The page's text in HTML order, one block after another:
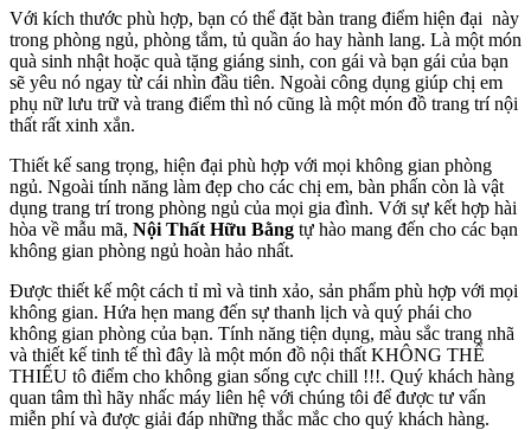
Với kích thước phù hợp, bạn có thể đặt bàn trang điểm hiện đại này
trong phòng ngủ, phòng tắm, tủ quần áo hay hành lang. Là một món
quà sinh nhật hoặc quà tặng giáng sinh, con gái và bạn gái của bạn
sẽ yêu nó ngay từ cái nhìn đầu tiên. Ngoài công dụng giúp chị em
phụ nữ lưu trữ và trang điểm thì nó cũng là một món đồ trang trí nội
thất rất xinh xắn.
Thiết kế sang trọng, hiện đại phù hợp với mọi không gian phòng
ngủ. Ngoài tính năng làm đẹp cho các chị em, bàn phấn còn là vật
dụng trang trí trong phòng ngủ của mọi gia đình. Với sự kết hợp hài
hòa về mẫu mã, Nội Thất Hữu Bằng tự hào mang đến cho các bạn
không gian phòng ngủ hoàn hảo nhất.
Được thiết kế một cách tỉ mì và tinh xảo, sản phẩm phù hợp với mọi
không gian. Hứa hẹn mang đến sự thanh lịch và quý phái cho
không gian phòng của bạn. Tính năng tiện dụng, màu sắc trang nhã
và thiết kế tinh tế thì đây là một món đồ nội thất KHÔNG THỂ
THIẾU tô điểm cho không gian sống cực chill !!!. Quý khách hàng
quan tâm thì hãy nhấc máy liên hệ với chúng tôi để được tư vấn
miễn phí và được giải đáp những thắc mắc cho quý khách hàng.